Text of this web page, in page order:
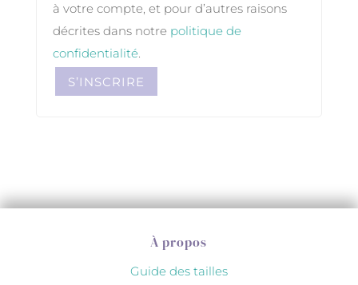
à votre compte, et pour d’autres raisons
décrites dans notre politique de
confidentialité.
S’INSCRIRE
À propos
Guide des tailles